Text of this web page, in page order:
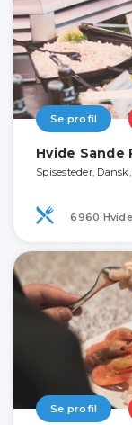
Se profil
Hvide Sande
Spisesteder,
6960
Se profil